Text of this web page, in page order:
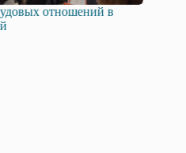
отношений в